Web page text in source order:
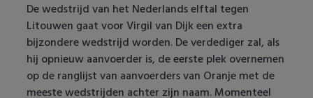
FC Utrecht
Feyenoord
Champions League
Europa League
De wedstrijd van het Nederlands elftal tegen
Litouwen gaat voor Virgil van Dijk een extra
bijzondere wedstrijd worden. De verdediger zal, als
hij opnieuw aanvoerder is, de eerste plek overnemen
op de ranglijst van aanvoerders van Oranje met de
meeste wedstrijden achter zijn naam. Momenteel